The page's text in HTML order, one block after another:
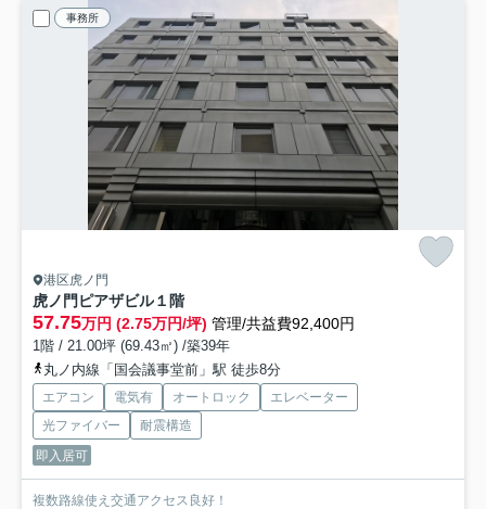
事務所
港区虎ノ門
虎ノ門ピアザビル１階
57.75万円 (2.75万円/坪) 管理/共益費92,400円
1階 / 21.00坪 (69.43㎡) /築39年
丸ノ内線「国会議事堂前」駅 徒歩8分
エアコン 電気有 オートロック
エレベーター
光ファイバー
耐震構造
即入居可
複数路線使え交通アクセス良好！